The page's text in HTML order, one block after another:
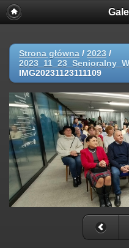
Strona główna / 2023 /
IMG20231123111109